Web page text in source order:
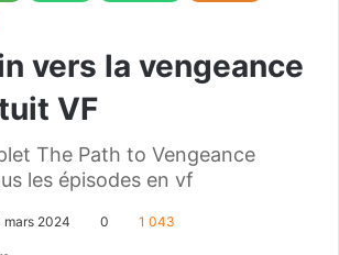
vers la vengeance
VF
The Path to Vengeance
les épisodes en vf
mars 2024 0 1 043